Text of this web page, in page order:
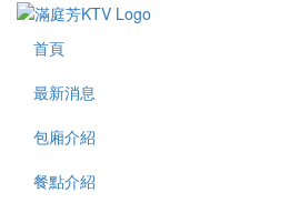
首頁
最新消息
包廂介紹
餐點介紹